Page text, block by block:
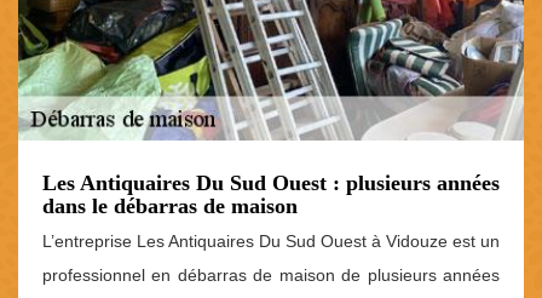
Les Antiquaires Du Sud Ouest : plusieurs années
dans le débarras de maison
L’entreprise Les Antiquaires Du Sud Ouest à Vidouze est un
professionnel en débarras de maison de plusieurs années